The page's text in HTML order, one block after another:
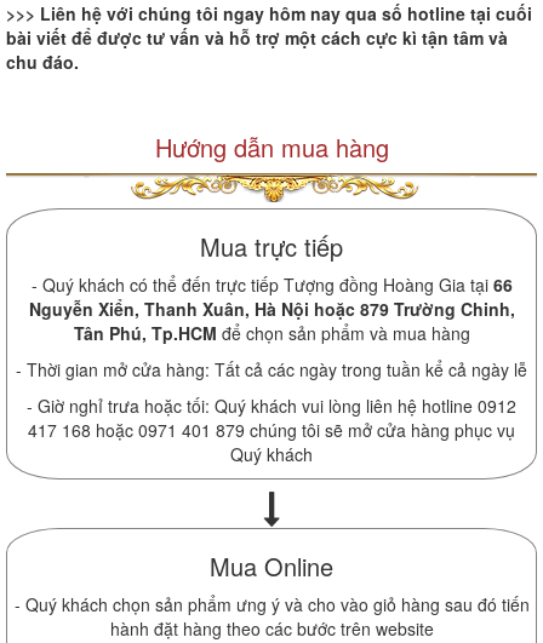
>>> Liên hệ với chúng tôi ngay hôm nay qua số hotline tại cuối
bài viết để được tư vấn và hỗ trợ một cách cực kì tận tâm và
chu đáo.
Hướng dẫn mua hàng
Mua trực tiếp
- Quý khách có thể đến trực tiếp Tượng đồng Hoàng Gia tại 66
Nguyễn Xiển, Thanh Xuân, Hà Nội hoặc 879 Trường Chinh,
Tân Phú, Tp.HCM để chọn sản phẩm và mua hàng
- Thời gian mở cửa hàng: Tất cả các ngày trong tuần kể cả ngày lễ
- Giờ nghỉ trưa hoặc tối: Quý khách vui lòng liên hệ hotline 0912
417 168 hoặc 0971 401 879 chúng tôi sẽ mở cửa hàng phục vụ
Quý khách
Mua Online
- Quý khách chọn sản phẩm ưng ý và cho vào giỏ hàng sau đó tiến
hành đặt hàng theo các bước trên website